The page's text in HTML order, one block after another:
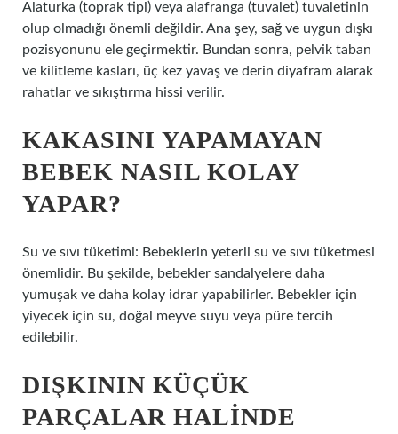
Alaturka (toprak tipi) veya alafranga (tuvalet) tuvaletinin
olup olmadığı önemli değildir. Ana şey, sağ ve uygun dışkı
pozisyonunu ele geçirmektir. Bundan sonra, pelvik taban
ve kilitleme kasları, üç kez yavaş ve derin diyafram alarak
rahatlar ve sıkıştırma hissi verilir.
KAKASINI YAPAMAYAN
BEBEK NASIL KOLAY
YAPAR?
Su ve sıvı tüketimi: Bebeklerin yeterli su ve sıvı tüketmesi
önemlidir. Bu şekilde, bebekler sandalyelere daha
yumuşak ve daha kolay idrar yapabilirler. Bebekler için
yiyecek için su, doğal meyve suyu veya püre tercih
edilebilir.
DIŞKININ KÜÇÜK
PARÇALAR HALINDE